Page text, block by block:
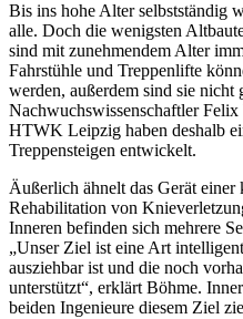
Bis ins hohe Alter selbstständig
alle. Doch die wenigsten
sind mit zunehmendem Alter
Fahrstühle und Treppenlifte
werden, außerdem sind sie nicht
Nachwuchswissenschaftler
HTWK Leipzig haben deshalb
Treppensteigen entwickelt.
Äußerlich ähnelt das Gerät einer
Rehabilitation von
Inneren befinden sich mehrere
„Unser Ziel ist eine Art
ausziehbar ist und die noch
unterstützt“, erklärt Böhme.
beiden Ingenieure diesem Ziel